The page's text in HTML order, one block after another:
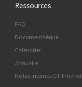
Ressources
FAQ
Documenthèque
Calendrier
Annuaire
Notes internes GT Internet